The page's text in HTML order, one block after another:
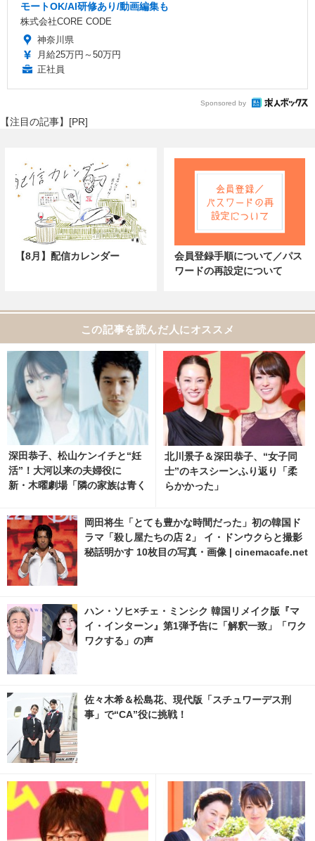
モートOK/AI研修あり/動画編集も
株式会社CORE CODE
神奈川県
月給25万円～50万円
正社員
Sponsored by
【注目の記事】[PR]
【8月】配信カレンダー
会員登録手順について／パス
ワードの再設定について
この記事を読んだ人にオススメ
深田恭子、松山ケンイチと“妊
活”！大河以来の夫婦役に
新・木曜劇場「隣の家族は青く
北川景子＆深田恭子、“女子同
士”のキスシーンふり返り「柔
らかかった」
岡田将生「とても豊かな時間だった」初の韓国ド
ラマ「殺し屋たちの店 2」 イ・ドンウクらと撮影
秘話明かす 10枚目の写真・画像 | cinemacafe.net
ハン・ソヒ×チェ・ミンシク 韓国リメイク版『マ
イ・インターン』第1弾予告に「解釈一致」「ワク
ワクする」の声
佐々木希＆松島花、現代版「スチュワーデス刑
事」で“CA”役に挑戦！